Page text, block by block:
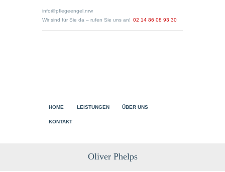
info@pflegeengel.nrw
Wir sind für Sie da – rufen Sie uns an! 02 14 86 08 93 30
HOME LEISTUNGEN ÜBER UNS
KONTAKT
Oliver Phelps